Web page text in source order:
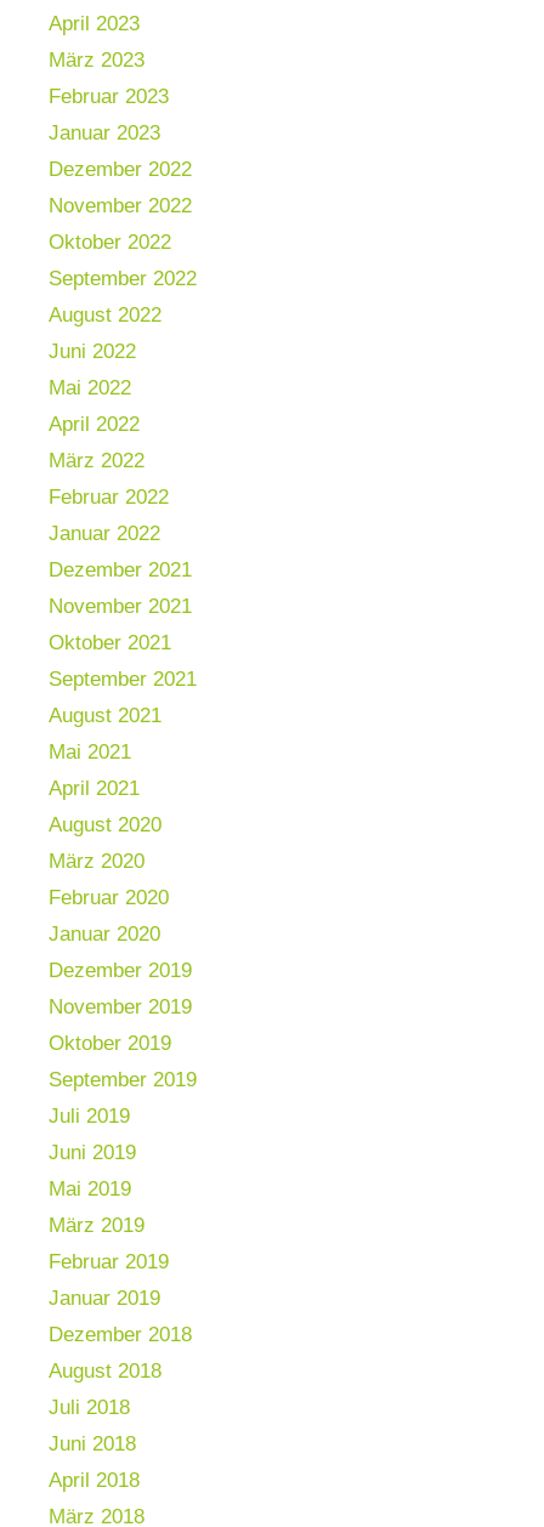
April 2023
März 2023
Februar 2023
Januar 2023
Dezember 2022
November 2022
Oktober 2022
September 2022
August 2022
Juni 2022
Mai 2022
April 2022
März 2022
Februar 2022
Januar 2022
Dezember 2021
November 2021
Oktober 2021
September 2021
August 2021
Mai 2021
April 2021
August 2020
März 2020
Februar 2020
Januar 2020
Dezember 2019
November 2019
Oktober 2019
September 2019
Juli 2019
Juni 2019
Mai 2019
März 2019
Februar 2019
Januar 2019
Dezember 2018
August 2018
Juli 2018
Juni 2018
April 2018
März 2018